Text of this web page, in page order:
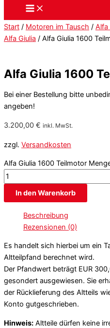
Start / Motoren im Tausch / Alfa
Alfa Giulia / Alfa Giulia 1600
Alfa Giulia 1600
Bei einer Bestellung bitte
angeben!
3.200,00 € inkl. MwSt.
zzgl. Versandkosten
Alfa Giulia 1600 Teilmotor
In den Warenkorb
Beschreibung
Rezensionen (0)
Es handelt sich hierbei um ein
Altteilpfand berechnet wird.
Der Pfandwert beträgt EUR
gesondert ausgewiesen. Sie
der Rücklieferung des Altteils
Konto gutgeschrieben.
Hinweis: Altteile dürfen keine